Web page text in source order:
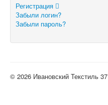
Регистрация
Забыли логин?
Забыли пароль?
© 2026 Ивановский Текстиль 37